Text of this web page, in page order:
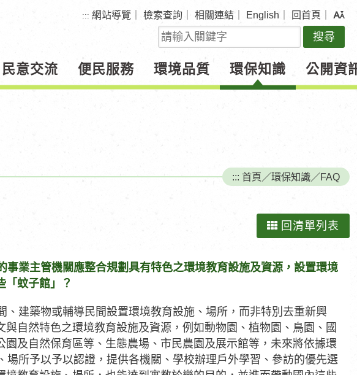
::: 網站導覽 檢索查詢 相關連結 English 回首頁
關
鍵
字
查
詢
民意交流 便民服務 環境品質 環保知識 公開資
::: 首頁 ／環保知識／FAQ
回清單列表
業主管機關應整合規劃具有特色之環境教育設施及資源，設置環境
「蚊子館」？
建築物或輔導民間設置環境教育設施、場所，而非特別去重新興
自然特色之環境教育設施及資源，例如動物園、植物園、鳥園、國
及自然保育區等、生態農場、市民農園及展示館等，未來將依據環
所予以予以認證，提供各機關、學校辦理戶外學習、參訪的優先選